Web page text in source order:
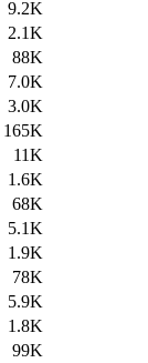
9.2K
2.1K
88K
7.0K
3.0K
165K
11K
1.6K
68K
5.1K
1.9K
78K
5.9K
1.8K
99K